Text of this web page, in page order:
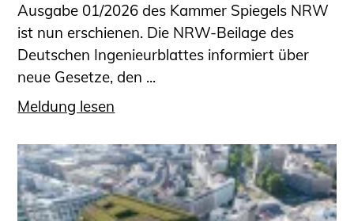
Ausgabe 01/2026 des Kammer Spiegels NRW
ist nun erschienen. Die NRW-Beilage des
Deutschen Ingenieurblattes informiert über
neue Gesetze, den ...
Meldung lesen